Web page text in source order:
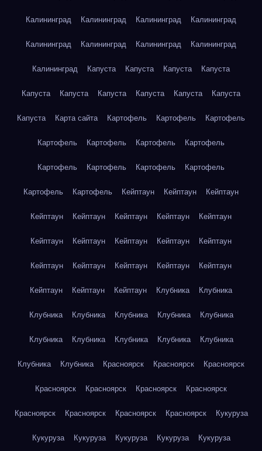
Калининград Калининград Калининград Калининград
Калининград Калининград Калининград Калининград
Калининград Капуста Капуста Капуста Капуста
Капуста Капуста Капуста Капуста Капуста Капуста
Капуста Карта сайта Картофель Картофель Картофель
Картофель Картофель Картофель Картофель
Картофель Картофель Картофель Картофель
Картофель Картофель Кейптаун Кейптаун Кейптаун
Кейптаун Кейптаун Кейптаун Кейптаун Кейптаун
Кейптаун Кейптаун Кейптаун Кейптаун Кейптаун
Кейптаун Кейптаун Кейптаун Кейптаун Кейптаун
Кейптаун Кейптаун Кейптаун Клубника Клубника
Клубника Клубника Клубника Клубника Клубника
Клубника Клубника Клубника Клубника Клубника
Клубника Клубника Красноярск Красноярск Красноярск
Красноярск Красноярск Красноярск Красноярск
Красноярск Красноярск Красноярск Красноярск Кукуруза
Кукуруза Кукуруза Кукуруза Кукуруза Кукуруза